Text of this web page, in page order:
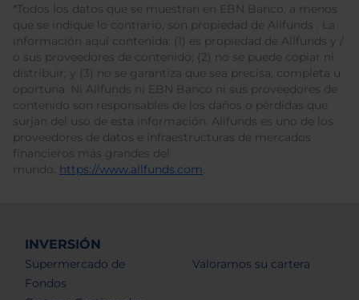
*Todos los datos que se muestran en EBN Banco, a menos
que se indique lo contrario, son propiedad de Allfunds . La
información aquí contenida: (1) es propiedad de Allfunds y /
o sus proveedores de contenido; (2) no se puede copiar ni
distribuir; y (3) no se garantiza que sea precisa, completa u
oportuna. Ni Allfunds ni EBN Banco ni sus proveedores de
contenido son responsables de los daños o pérdidas que
surjan del uso de esta información. Allfunds es uno de los
proveedores de datos e infraestructuras de mercados
financieros más grandes del
mundo. https://www.allfunds.com.
INVERSIÓN
Supermercado de
Fondos
Valoramos su cartera